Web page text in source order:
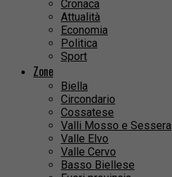
Cronaca
Attualità
Economia
Politica
Sport
Zone
Biella
Circondario
Cossatese
Valli Mosso e Sessera
Valle Elvo
Valle Cervo
Basso Biellese